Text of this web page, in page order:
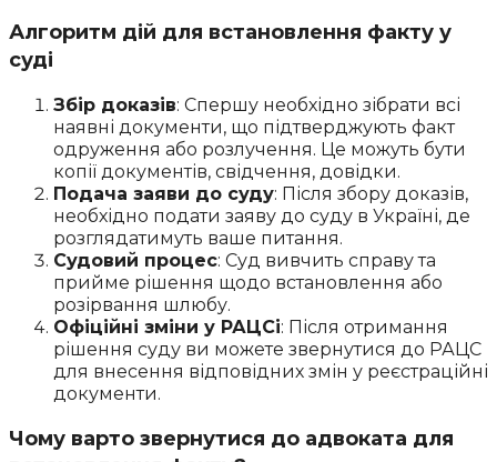
Алгоритм дій для встановлення факту у
суді
Збір доказів: Спершу необхідно зібрати всі
наявні документи, що підтверджують факт
одруження або розлучення. Це можуть бути
копії документів, свідчення, довідки.
Подача заяви до суду: Після збору доказів,
необхідно подати заяву до суду в Україні, де
розглядатимуть ваше питання.
Судовий процес: Суд вивчить справу та
прийме рішення щодо встановлення або
розірвання шлюбу.
Офіційні зміни у РАЦСі: Після отримання
рішення суду ви можете звернутися до РАЦС
для внесення відповідних змін у реєстраційні
документи.
Чому варто звернутися до адвоката для